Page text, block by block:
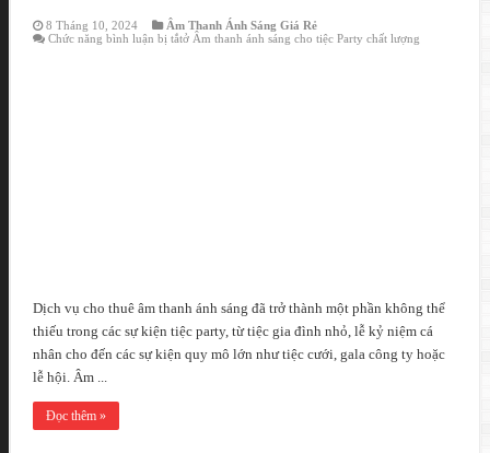
8 Tháng 10, 2024
Âm Thanh Ánh Sáng Giá Rẻ
Chức năng bình luận bị tắtở Âm thanh ánh sáng cho tiệc Party chất lượng
Dịch vụ cho thuê âm thanh ánh sáng đã trở thành một phần không thể
thiếu trong các sự kiện tiệc party, từ tiệc gia đình nhỏ, lễ kỷ niệm cá
nhân cho đến các sự kiện quy mô lớn như tiệc cưới, gala công ty hoặc
lễ hội. Âm ...
Đọc thêm »